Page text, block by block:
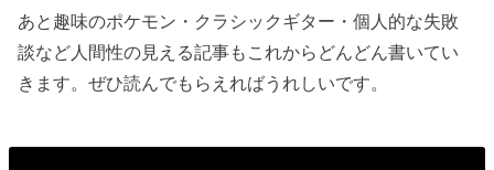
あと趣味のポケモン・クラシックギター・個人的な失敗
談など人間性の見える記事もこれからどんどん書いてい
きます。ぜひ読んでもらえればうれしいです。